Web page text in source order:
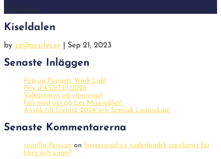
Select Page
Kiseldalen
by zz@assitej.se Sep 21, 2023
Senaste Inläggen
Pop up Puppets Work Lab!
Prix d’ASSITEJ 2026
Välkommen på vårmingel
Följ med oss på Les Misérables!
Ansök till Scenisk 2026 och Scenisk Ledarskap!
Senaste Kommentarerna
camilla Persson on
Intresserad av nederländsk scenkonst för
barn och unga?